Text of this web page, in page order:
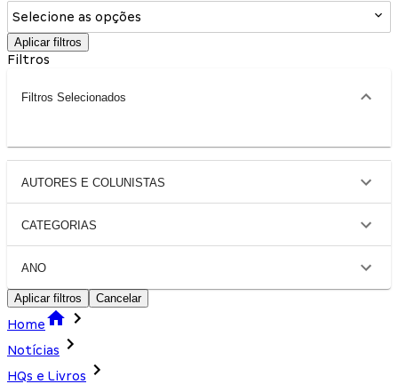
Selecione as opções
Aplicar filtros
Filtros
Filtros Selecionados
AUTORES E COLUNISTAS
CATEGORIAS
ANO
Aplicar filtros Cancelar
Home
Notícias
HQs e Livros